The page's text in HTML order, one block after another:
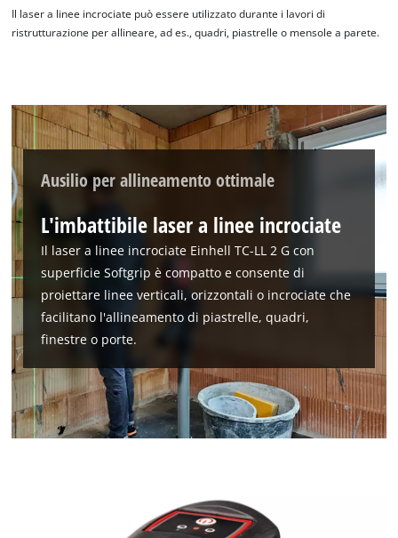
Il laser a linee incrociate può essere utilizzato durante i lavori di
ristrutturazione per allineare, ad es., quadri, piastrelle o mensole a parete.
Ausilio per allineamento ottimale
L'imbattibile laser a linee incrociate
Il laser a linee incrociate Einhell TC-LL 2 G con
superficie Softgrip è compatto e consente di
proiettare linee verticali, orizzontali o incrociate che
facilitano l'allineamento di piastrelle, quadri,
finestre o porte.